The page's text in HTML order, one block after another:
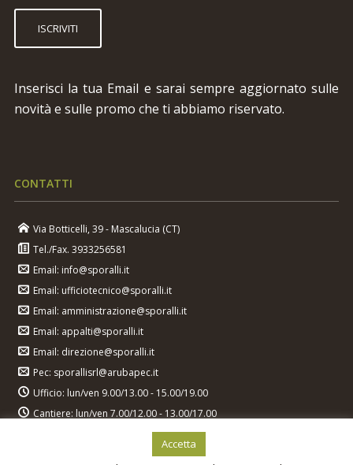
ISCRIVITI
Inserisci la tua Email e sarai sempre aggiornato sulle
novità e sulle promo che ti abbiamo riservato.
CONTATTI
Via Botticelli, 39 - Mascalucia (CT)
Tel./Fax. 3933256581
Email: info@sporalli.it
Email: ufficiotecnico@sporalli.it
Email: amministrazione@sporalli.it
Email: appalti@sporalli.it
Email: direzione@sporalli.it
Pec: sporallisrl@arubapec.it
Ufficio: lun/ven 9.00/13.00 - 15.00/19.00
Cantiere: lun/ven 7.00/12.00 - 13.00/17.00
Accetta